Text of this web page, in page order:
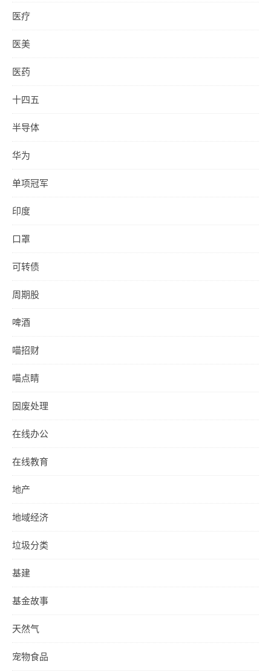
医疗
医美
医药
十四五
半导体
华为
单项冠军
印度
口罩
可转债
周期股
啤酒
喵招财
喵点睛
固废处理
在线办公
在线教育
地产
地域经济
垃圾分类
基建
基金故事
天然气
宠物食品